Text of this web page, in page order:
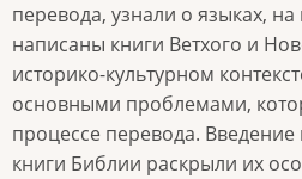
перевода, узнали о языках,
написаны книги Ветхого и
историко-культурном
основными проблемами,
процессе перевода.
книги Библии раскрыли их